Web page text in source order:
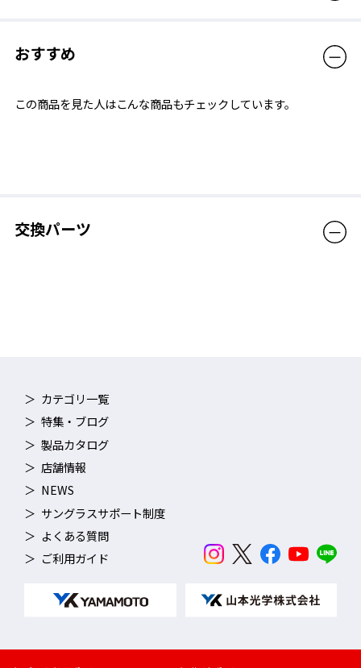
低抵抗とフィット感を両立するフェイスパッド
つつ、低抵抗を維持する薄型のフェイスパッド。飛び込みでもズ
薄型レンズ
厚みの薄いレンズにより、上・横方向の視界が大幅42％視界アッ
プ！※当社従来品比
歪みの少ないスッキリとした視界を実現。
おすすめ
この商品を見た人はこんな商品もチェックしています。
交換パーツ
カテゴリ一覧
特集・ブログ
製品カタログ
店舗情報
NEWS
サングラスサポート制度
よくある質問
ご利用ガイド